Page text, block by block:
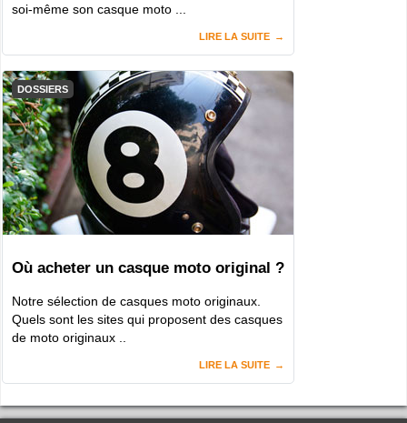
soi-même son casque moto ...
LIRE LA SUITE
DOSSIERS
Où acheter un casque moto original ?
Notre sélection de casques moto originaux.
Quels sont les sites qui proposent des casques
de moto originaux ..
LIRE LA SUITE